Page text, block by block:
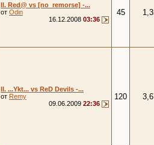
II. Red@ vs [no_remorse] -...
от Odin
16.12.2008 03:36
45
II. ...Ykt... vs ReD Devils -...
от Remy
09.06.2009 22:36
120